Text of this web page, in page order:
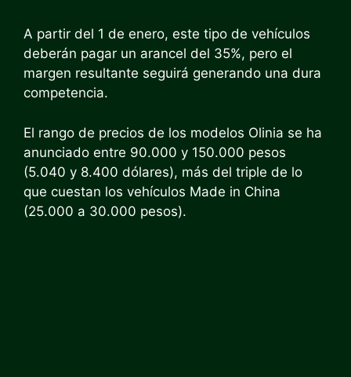
A partir del 1 de enero, este tipo de vehículos
deberán pagar un arancel del 35%, pero el
margen resultante seguirá generando una dura
competencia.
El rango de precios de los modelos Olinia se ha
anunciado entre 90.000 y 150.000 pesos
(5.040 y 8.400 dólares), más del triple de lo
que cuestan los vehículos Made in China
(25.000 a 30.000 pesos).